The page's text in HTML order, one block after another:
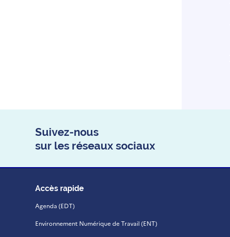
Suivez-nous
sur les réseaux sociaux
Accès rapide
Agenda (EDT)
Environnement Numérique de Travail (ENT)